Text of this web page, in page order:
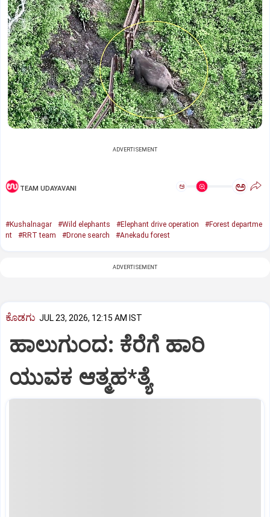
ADVERTISEMENT
TEAM UDAYAVANI ಅ ಅ
#Kushalnagar #Wild elephants #Elephant drive operation
#Forest departme
nt
#RRT team #Drone search #Anekadu forest
ADVERTISEMENT
ಕೊಡಗು JUL 23, 2026, 12:15 AM IST
ಹಾಲುಗುಂದ: ಕೆರೆಗೆ ಹಾರಿ
ಯುವಕ ಆತ್ಮಹ*ತ್ಯೆ